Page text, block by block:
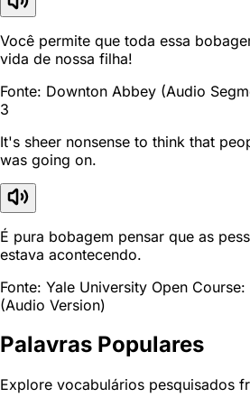
Você permite que toda essa
vida de nossa filha!
Fonte: Downton Abbey (Audio
3
It's sheer nonsense to think that
was going on.
É pura bobagem pensar que as
estava acontecendo.
Fonte: Yale University Open
(Audio Version)
Palavras Populares
Explore vocabulários pesquisados